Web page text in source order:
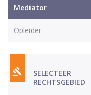
Mediator
Opleider
SELECTEER
RECHTSGEBIED